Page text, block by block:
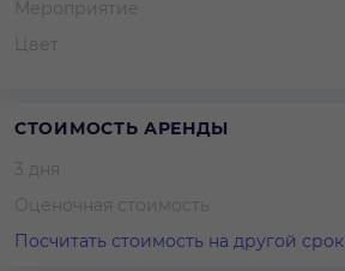
Мероприятие
Цвет
СТОИМОСТЬ АРЕНДЫ
3 дня
Оценочная стоимость
Посчитать стоимость на другой срок